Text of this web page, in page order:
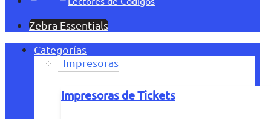
Zebra Essentials
Categorías
Impresoras
Impresoras de Tickets